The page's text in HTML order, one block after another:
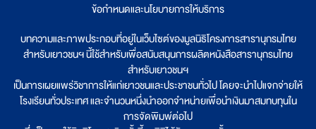
ข้อกำหนดและนโยบายการให้บริการ
บทความและภาพประกอบที่อยู่ในเว็บไซต์ของมูลนิธิโครงการสารานุกรมไทย
สำหรับเยาวชนฯ นี้ใช้สำหรับเพื่อสนับสนุนการผลิตหนังสือสารานุกรมไทย
สำหรับเยาวชนฯ
เป็นการเผยแพร่วิชาการให้แก่เยาวชนและประชาชนทั่วไป โดยจะนำไปแจกจ่ายให้
โรงเรียนทั่วประเทศ และจำนวนหนึ่งนำออกจำหน่ายเพื่อนำเงินมาสมทบทุนใน
การจัดพิมพ์ต่อไป